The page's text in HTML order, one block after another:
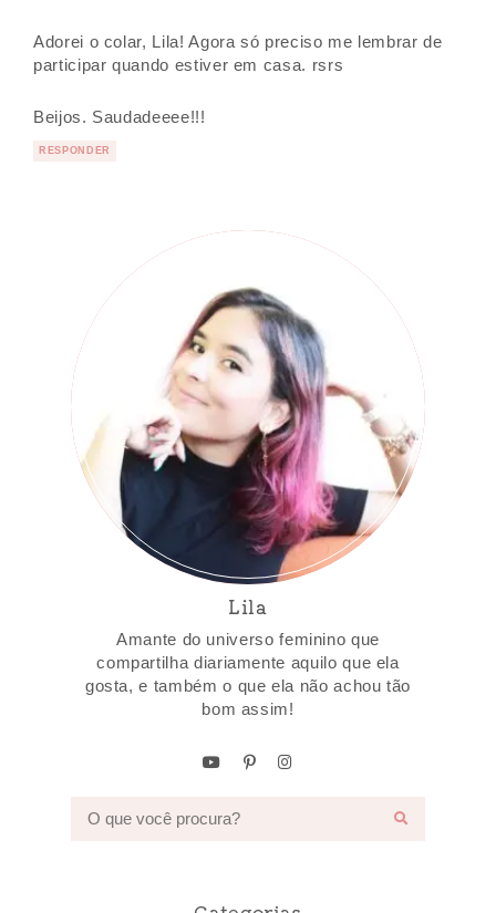
Adorei o colar, Lila! Agora só preciso me lembrar de
participar quando estiver em casa. rsrs
Beijos. Saudadeeee!!!
RESPONDER
Lila
Amante do universo feminino que
compartilha diariamente aquilo que ela
gosta, e também o que ela não achou tão
bom assim!